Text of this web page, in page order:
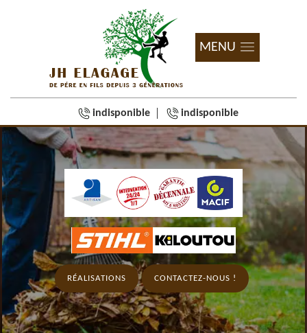
MENU
indisponible indisponible
RÉALISATIONS CONTACTEZ-NOUS !